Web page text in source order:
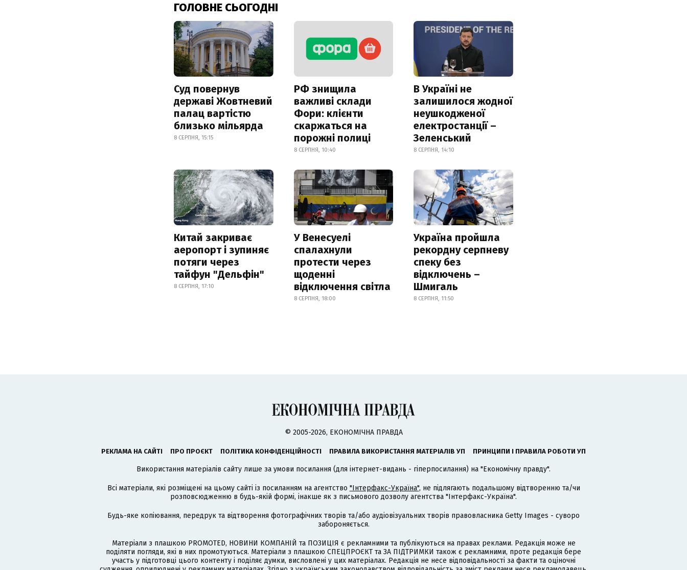
ГОЛОВНЕ СЬОГОДНІ
Суд повернув
державі Жовтневий
палац вартістю
близько мільярда
8 СЕРПНЯ, 15:15
РФ знищила
важливі склади
Фори: клієнти
скаржаться на
порожні полиці
8 СЕРПНЯ, 10:40
В Україні не
залишилося жодної
неушкодженої
електростанції –
Зеленський
8 СЕРПНЯ, 14:10
Китай закриває
аеропорт і зупиняє
потяги через
тайфун "Дельфін"
8 СЕРПНЯ, 17:10
У Венесуелі
спалахнули
протести через
щоденні
відключення світла
8 СЕРПНЯ, 18:00
Україна пройшла
рекордну серпневу
спеку без
відключень –
Шмигаль
8 СЕРПНЯ, 11:50
© 2005-2026, ЕКОНОМІЧНА ПРАВДА
РЕКЛАМА НА САЙТІ ПРО ПРОЄКТ ПОЛІТИКА КОНФІДЕНЦІЙНОСТІ ПРАВИЛА ВИКОРИСТАННЯ МАТЕРІАЛІВ УП ПРИНЦИПИ І ПРАВИЛА РОБОТИ УП
Використання матеріалів сайту лише за умови посилання (для інтернет-видань - гіперпосилання) на "Економічну правду".
Всі матеріали, які розміщені на цьому сайті із посиланням на агентство "Інтерфакс-Україна", не підлягають подальшому відтворенню та/чи
розповсюдженню в будь-якій формі, інакше як з письмового дозволу агентства "Інтерфакс-Україна".
Будь-яке копіювання, передрук та відтворення фотографічних творів та/або аудіовізуальних творів правовласника Getty Images - суворо
забороняється.
Матеріали з плашкою PROMOTED, НОВИНИ КОМПАНІЙ та ПОЗИЦІЯ є рекламними та публікуються на правах реклами. Редакція може не
поділяти погляди, які в них промотуються. Матеріали з плашкою СПЕЦПРОЄКТ та ЗА ПІДТРИМКИ також є рекламними, проте редакція бере
участь у підготовці цього контенту і поділяє думки, висловлені у цих матеріалах. Редакція не несе відповідальності за факти та оціночні